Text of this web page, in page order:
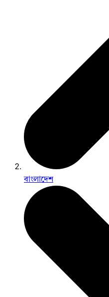
বাংলাদেশ